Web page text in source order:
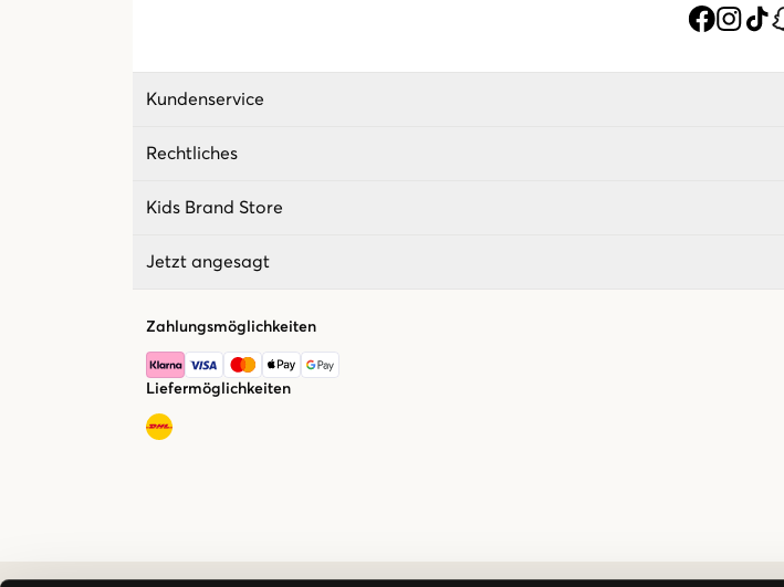
Kundenservice
Rechtliches
Kids Brand Store
Jetzt angesagt
Zahlungsmöglichkeiten
Liefermöglichkeiten